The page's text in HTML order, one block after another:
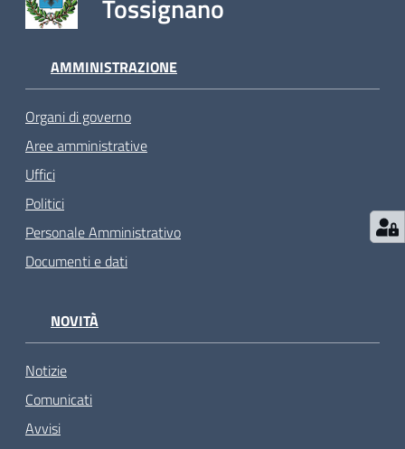
Tossignano
AMMINISTRAZIONE
Organi di governo
Aree amministrative
Uffici
Politici
Personale Amministrativo
Documenti e dati
NOVITÀ
Notizie
Comunicati
Avvisi